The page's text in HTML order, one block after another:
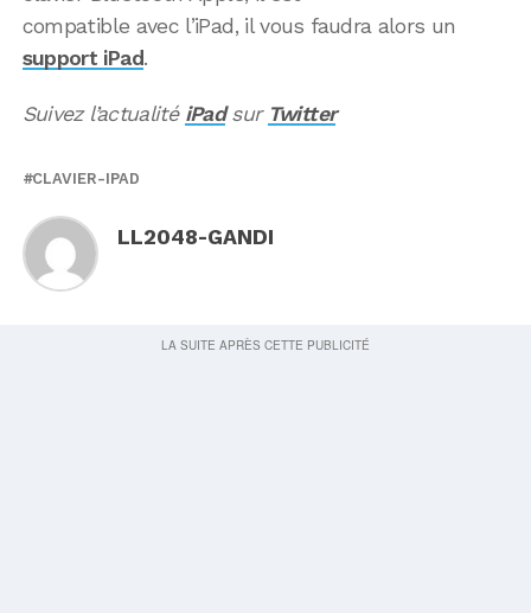
compatible avec l’iPad, il vous faudra alors un
support iPad.
Suivez l’actualité iPadsur Twitter
CLAVIER-IPAD
LL2048-GANDI